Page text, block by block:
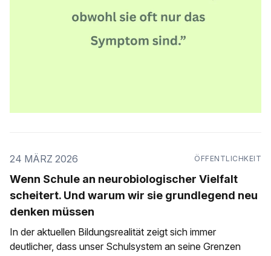
24 MÄRZ 2026 ÖFFENTLICHKEIT
Wenn Schule an neurobiologischer Vielfalt
scheitert. Und warum wir sie grundlegend neu
denken müssen
In der aktuellen Bildungsrealität zeigt sich immer
deutlicher, dass unser Schulsystem an seine Grenzen